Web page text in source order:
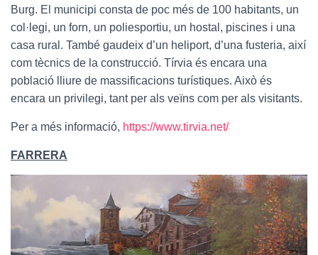
Burg. El municipi consta de poc més de 100 habitants, un
col·legi, un forn, un poliesportiu, un hostal, piscines i una
casa rural. També gaudeix d’un heliport, d’una fusteria, així
com tècnics de la construcció. Tírvia és encara una
població lliure de massificacions turístiques. Això és
encara un privilegi, tant per als veïns com per als visitants.
Per a més informació, https://www.tirvia.net/
FARRERA